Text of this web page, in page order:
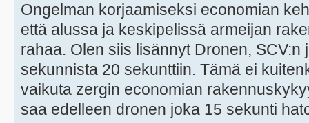
Ongelman korjaamiseksi economian
että alussa ja keskipelissä armeijan
rahaa. Olen siis lisännyt Dronen,
sekunnista 20 sekunttiin. Tämä ei
vaikuta zergin economian
saa edelleen dronen joka 15 sekunti